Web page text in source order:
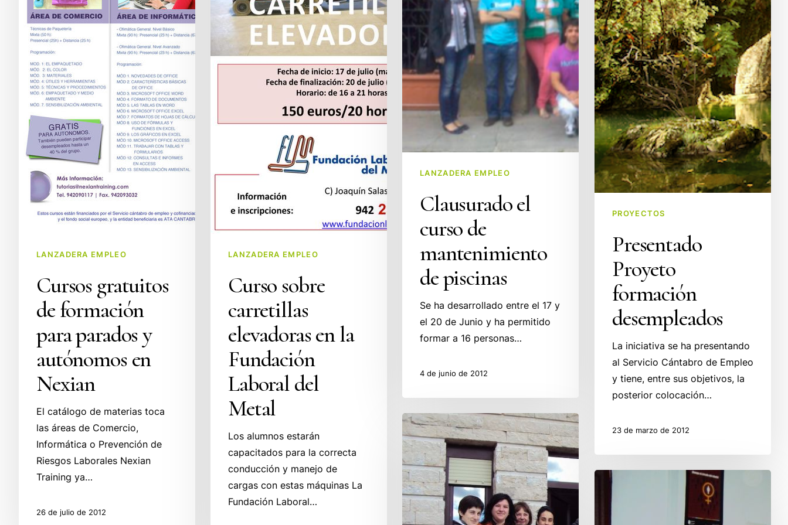
autónomos
en
Nexian
LANZADERA EMPLEO
Cursos gratuitos
de formación
para parados y
autónomos en
Nexian
El catálogo de materias toca
las áreas de Comercio,
Informática o Prevención de
Riesgos Laborales Nexian
Training ya…
26 de julio de 2012
Laboral
del
Metal
LANZADERA EMPLEO
Curso sobre
carretillas
elevadoras en la
Fundación
Laboral del
Metal
Los alumnos estarán
capacitados para la correcta
conducción y manejo de
cargas con estas máquinas La
Fundación Laboral…
LANZADERA EMPLEO
Clausurado el
curso de
mantenimiento
de piscinas
Se ha desarrollado entre el 17 y
el 20 de Junio y ha permitido
formar a 16 personas…
4 de junio de 2012
PROYECTOS
Presentado
Proyeto
formación
desempleados
La iniciativa se ha presentando
al Servicio Cántabro de Empleo
y tiene, entre sus objetivos, la
posterior colocación…
23 de marzo de 2012
Presentado
un
proyecto
para
la
Atención
Sociosanitaria
Formación